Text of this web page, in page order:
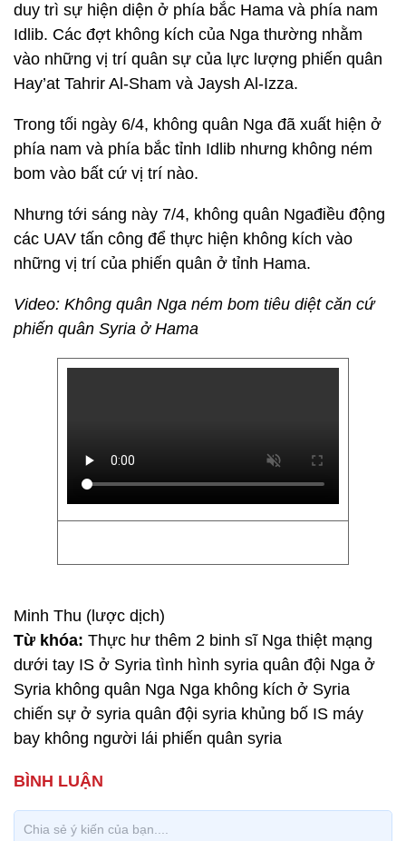
duy trì sự hiện diện ở phía bắc Hama và phía nam
Idlib. Các đợt không kích của Nga thường nhằm
vào những vị trí quân sự của lực lượng phiến quân
Hay’at Tahrir Al-Sham và Jaysh Al-Izza.
Trong tối ngày 6/4, không quân Nga đã xuất hiện ở
phía nam và phía bắc tỉnh Idlib nhưng không ném
bom vào bất cứ vị trí nào.
Nhưng tới sáng này 7/4, không quân Ngađiều động
các UAV tấn công để thực hiện không kích vào
những vị trí của phiến quân ở tỉnh Hama.
Video: Không quân Nga ném bom tiêu diệt căn cứ
phiến quân Syria ở Hama
Minh Thu (lược dịch)
Từ khóa: Thực hư thêm 2 binh sĩ Nga thiệt mạng
dưới tay IS ở Syria tình hình syria quân đội Nga ở
Syria không quân Nga Nga không kích ở Syria
chiến sự ở syria quân đội syria khủng bố IS máy
bay không người lái phiến quân syria